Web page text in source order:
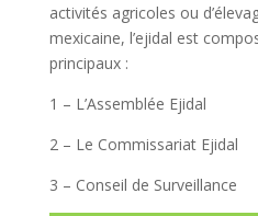
activités agricoles ou
mexicaine, l’ejidal est
principaux :
1 – L’Assemblée Ejidal
2 – Le Commissariat Ejidal
3 – Conseil de Surveillance